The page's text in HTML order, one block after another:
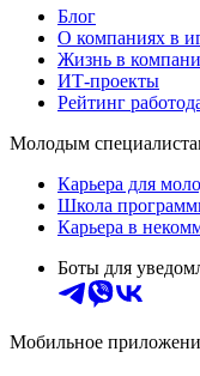
Блог
О компаниях в
Жизнь в
ИТ-проекты
Рейтинг
Молодым
Карьера для
Школа
Карьера в
Боты для
Мобильное